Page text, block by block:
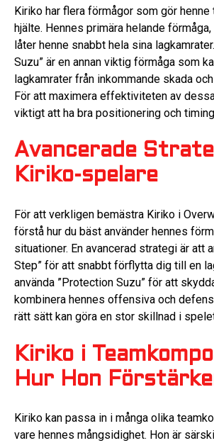
Kiriko har flera förmågor som gör
hjälte. Hennes primära helande förmåga,
låter henne snabbt hela sina
Suzu” är en annan viktig förmåga som
lagkamrater från inkommande skada
För att maximera effektiviteten av
viktigt att ha bra positionering och
Avancerade
Kiriko-spelare
För att verkligen bemästra Kiriko i
förstå hur du bäst använder hennes
situationer. En avancerad strategi är att
Step” för att snabbt förflytta dig till en
använda ”Protection Suzu” för att
kombinera hennes offensiva och
rätt sätt kan göra en stor skillnad i
Kiriko i
Hur Hon
Kiriko kan passa in i många olika
vare hennes mångsidighet. Hon är